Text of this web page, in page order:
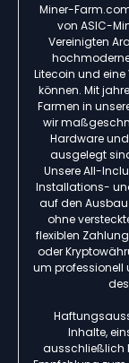
Miner-
von ASIC-
Vereinigten
Litecoin und
können. Mit
Farmen in
wir
Hardware
ausgelegt
Unsere All-
Installations-
auf den Ausbau
ohne
flexiblen
oder
um professionell
Inhalte,
ausschließlich